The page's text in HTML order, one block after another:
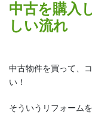
中古を購入
しい流れ
中古物件を買って、
い！
そういうリフォーム